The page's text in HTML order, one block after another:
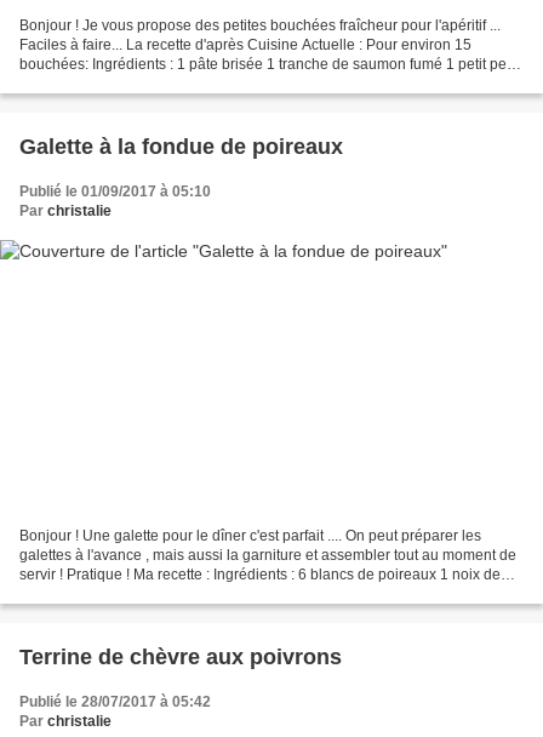
Bonjour ! Je vous propose des petites bouchées fraîcheur pour l'apéritif ...
Faciles à faire... La recette d'après Cuisine Actuelle : Pour environ 15
bouchées: Ingrédients : 1 pâte brisée 1 tranche de saumon fumé 1 petit peu
Galette à la fondue de poireaux
Publié le 01/09/2017 à 05:10
Par christalie
Bonjour ! Une galette pour le dîner c'est parfait .... On peut préparer les
galettes à l'avance , mais aussi la garniture et assembler tout au moment de
servir ! Pratique ! Ma recette : Ingrédients : 6 blancs de poireaux 1 noix de
Terrine de chèvre aux poivrons
Publié le 28/07/2017 à 05:42
Par christalie